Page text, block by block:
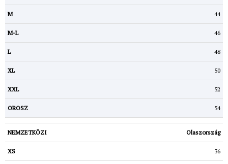
44
46
48
50
52
54
Olaszország
36